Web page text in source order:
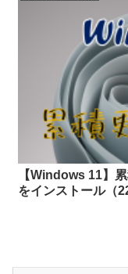
【Windows 11】
をインストール（